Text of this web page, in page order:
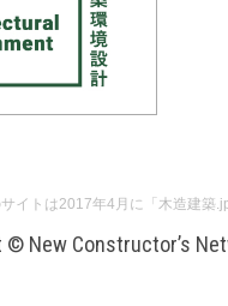
サイトは2017年4月に「木造建築
© New Constructor’s